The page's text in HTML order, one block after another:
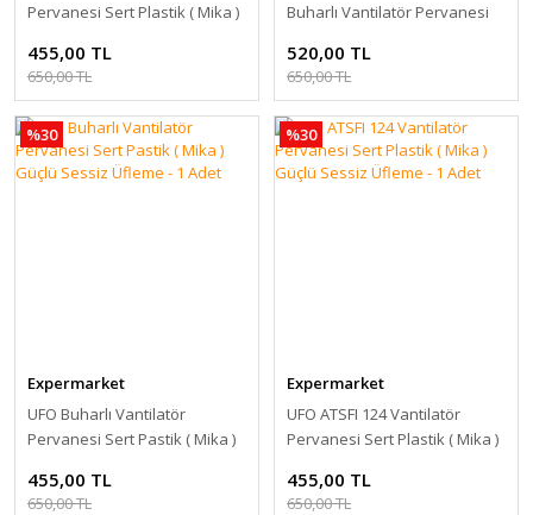
Pervanesi Sert Plastik ( Mika )
455,00 TL
650,00 TL
Buharlı Vantilatör Pervanesi
Sessiz Üfleme - 1 Adet
520,00 TL
650,00 TL
%30
Expermarket
UFO Buharlı Vantilatör
Pervanesi Sert Pastik ( Mika )
455,00 TL
650,00 TL
%30
Expermarket
UFO ATSFI 124 Vantilatör
Pervanesi Sert Plastik ( Mika )
455,00 TL
650,00 TL